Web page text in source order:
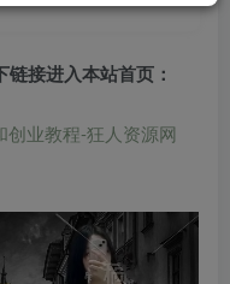
链接进入本站首页 ：
业教程-狂人资源网